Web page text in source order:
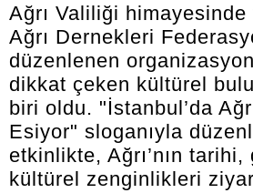
Ağrı Valiliği
Ağrı Dernekleri
düzenlenen
dikkat çeken kültürel
biri oldu. "İstanbul’da
Esiyor" sloganıyla
etkinlikte, Ağrı’nın
kültürel zenginlikleri